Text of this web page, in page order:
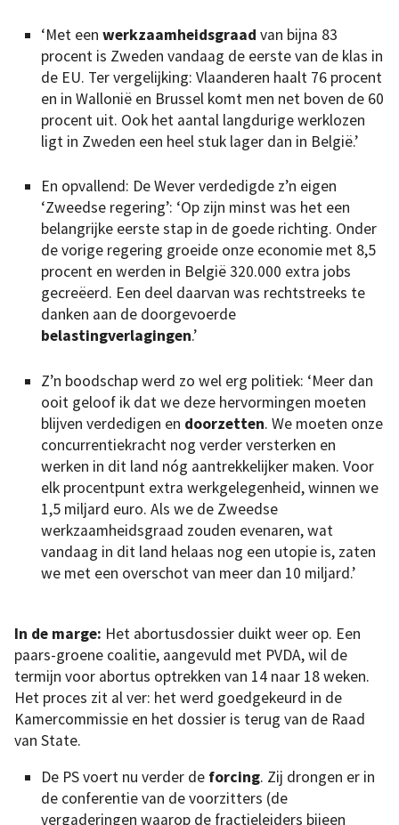
‘Met een werkzaamheidsgraad van bijna 83
procent is Zweden vandaag de eerste van de klas in
de EU. Ter vergelijking: Vlaanderen haalt 76 procent
en in Wallonië en Brussel komt men net boven de 60
procent uit. Ook het aantal langdurige werklozen
ligt in Zweden een heel stuk lager dan in België.’
En opvallend: De Wever verdedigde z’n eigen
‘Zweedse regering’: ‘Op zijn minst was het een
belangrijke eerste stap in de goede richting. Onder
de vorige regering groeide onze economie met 8,5
procent en werden in België 320.000 extra jobs
gecreëerd. Een deel daarvan was rechtstreeks te
danken aan de doorgevoerde
belastingverlagingen.’
Z’n boodschap werd zo wel erg politiek: ‘Meer dan
ooit geloof ik dat we deze hervormingen moeten
blijven verdedigen en doorzetten. We moeten onze
concurrentiekracht nog verder versterken en
werken in dit land nóg aantrekkelijker maken. Voor
elk procentpunt extra werkgelegenheid, winnen we
1,5 miljard euro. Als we de Zweedse
werkzaamheidsgraad zouden evenaren, wat
vandaag in dit land helaas nog een utopie is, zaten
we met een overschot van meer dan 10 miljard.’
In de marge: Het abortusdossier duikt weer op. Een
paars-groene coalitie, aangevuld met PVDA, wil de
termijn voor abortus optrekken van 14 naar 18 weken.
Het proces zit al ver: het werd goedgekeurd in de
Kamercommissie en het dossier is terug van de Raad
van State.
De PS voert nu verder de forcing. Zij drongen er in
de conferentie van de voorzitters (de
vergaderingen waarop de fractieleiders bijeen